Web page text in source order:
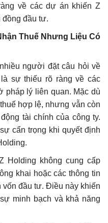
về các dự án khiến Z
đồng đầu tư.
Thuế Nhưng Liệu Có
người đặt câu hỏi về
sự thiếu rõ ràng về các
pháp lý liên quan. Mặc dù
hợp lệ, nhưng vẫn còn
tài chính của công ty.
cẩn trọng khi quyết định
Holding không cung cấp
khai hoặc các thông tin
vốn đầu tư. Điều này khiến
minh bạch và khả năng